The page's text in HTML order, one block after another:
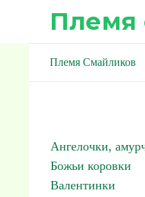
Племя
Племя Смайликов
Ангелочки,
Божьи коровки
Валентинки